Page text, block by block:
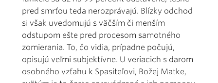
pred smrťou teda nerozprávajú. Blízky odchod
si však uvedomujú s väčším či menším
odstupom ešte pred procesom samotného
zomierania. To, čo vidia, prípadne počujú,
opisujú veľmi subjektívne. U veriacich s darom
osobného vzťahu k Spasiteľovi, Božej Matke,